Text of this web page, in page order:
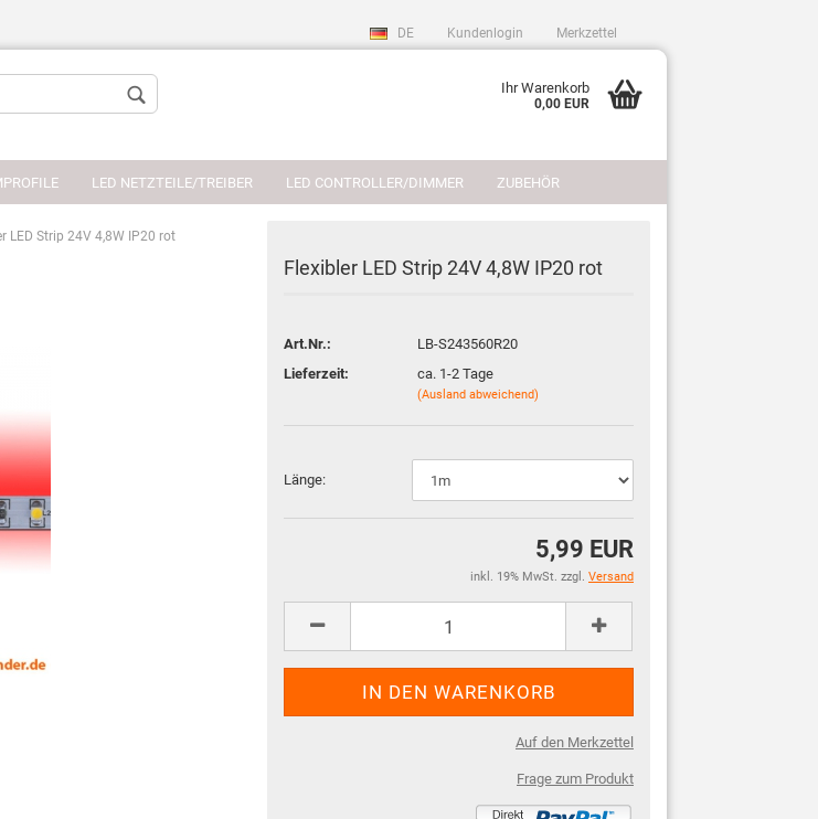
DE
Sprache auswählen
Kundenlogin
Konto erstellen
Passwort vergessen?
Merkzettel
Ihr Warenkorb
0,00 EUR
LED NETZTEILE/TREIBER LED CONTROLLER/DIMMER ZUBEHÖR
LED Strip 24V 4,8W IP20 rot
Flexibler LED Strip 24V 4,8W IP20 rot
Art.Nr.:
LB-S243560R20
Lieferzeit:
ca. 1-2 Tage
(Ausland abweichend)
Länge:
5,99 EUR
inkl. 19% MwSt. zzgl. Versand
Auf den Merkzettel
Frage zum Produkt